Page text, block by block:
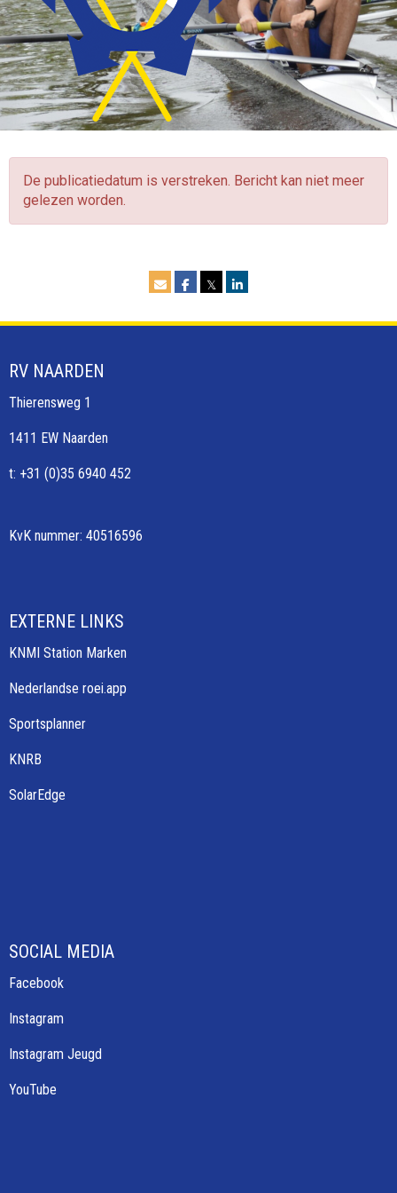
De publicatiedatum is verstreken. Bericht kan niet meer
gelezen worden.
𝕏
RV NAARDEN
Thierensweg 1
1411 EW Naarden
t: +31 (0)35 6940 452
KvK nummer: 40516596
EXTERNE LINKS
KNMI Station Marken
Nederlandse roei.app
Sportsplanner
KNRB
SolarEdge
SOCIAL MEDIA
Facebook
Instagram
Instagram Jeugd
YouTube